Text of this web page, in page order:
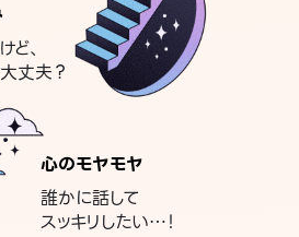
ど、
丈夫？
心のモヤモヤ
誰かに話して
スッキリしたい…！